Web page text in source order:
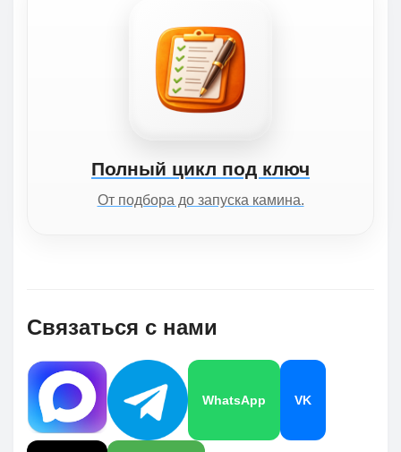
Полный цикл под ключ
От подбора до запуска камина.
Связаться с нами
WhatsApp VK